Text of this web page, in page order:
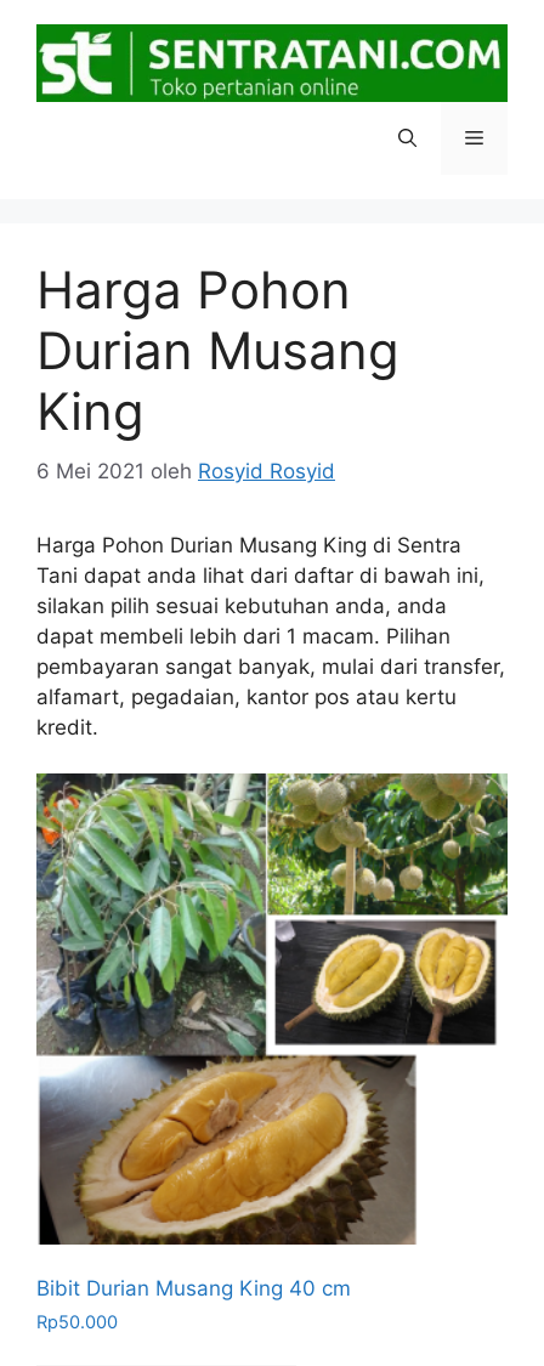
Menu
Harga Pohon
Durian Musang
King
6 Mei 2021 oleh Rosyid Rosyid
Harga Pohon Durian Musang King di Sentra
Tani dapat anda lihat dari daftar di bawah ini,
silakan pilih sesuai kebutuhan anda, anda
dapat membeli lebih dari 1 macam. Pilihan
pembayaran sangat banyak, mulai dari transfer,
alfamart, pegadaian, kantor pos atau kertu
kredit.
Bibit Durian Musang King 40 cm
Rp50.000